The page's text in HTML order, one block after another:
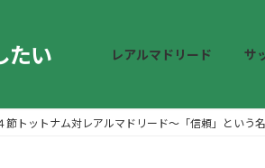
たい レアルマドリード サ
節トットナム対レアルマドリード～「信頼」という